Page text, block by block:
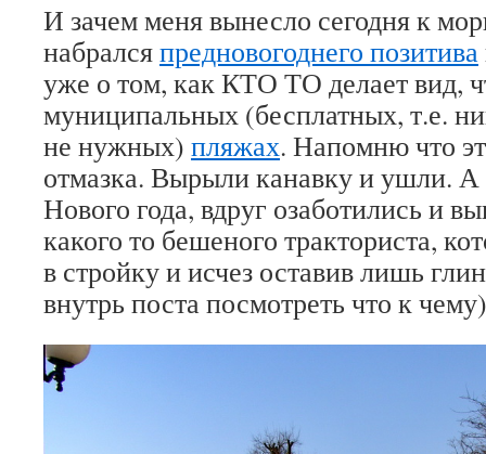
И зачем меня вынесло сегодня к
набралсяпредновогоднего позитива
уже о том, как КТО ТО делает вид,
муниципальных (бесплатных, т.е.
не нужных) пляжах. Напомню что
отмазка. Вырыли канавку и ушли. А
Нового года, вдруг озаботились и
какого то бешеного тракториста,
в стройку и исчез оставив лишь
внутрь поста посмотреть что к